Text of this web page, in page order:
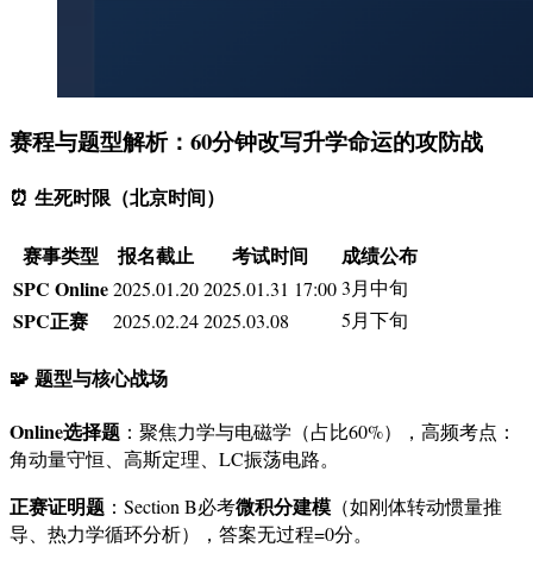
赛程与题型解析：60分钟改写升学命运的攻防战
⏰ 生死时限（北京时间）
赛事类型 报名截止 考试时间
成绩公布
SPC Online2025.01.202025.01.31 17:003月中旬
SPC正赛 2025.02.242025.03.08 5月下旬
🧩 题型与核心战场
Online选择题 ：聚焦力学与电磁学（占比60%），高频考点：
角动量守恒、高斯定理、LC振荡电路。
正赛证明题 ：Section B必考微积分建模 （如刚体转动惯量推
导、热力学循环分析），答案无过程=0分。